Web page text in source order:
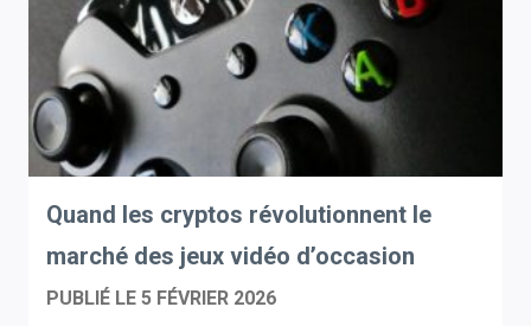
Quand les cryptos révolutionnent le
marché des jeux vidéo d’occasion
PUBLIÉ LE 5 FÉVRIER 2026